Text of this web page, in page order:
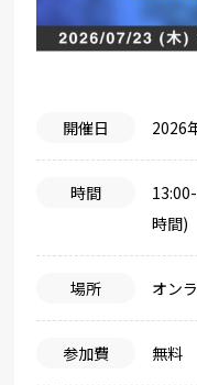
開催日 2026
時間
時間)
場所 オン
参加費 無料